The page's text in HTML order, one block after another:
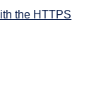
the HTTPS